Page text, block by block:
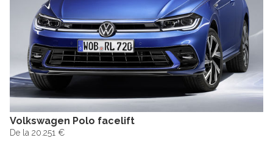
Volkswagen Polo facelift
De la 20.251 €